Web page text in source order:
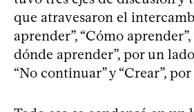
que atravesaron el
aprender”, “Cómo
dónde aprender”, por un
“No continuar” y “Crear”,